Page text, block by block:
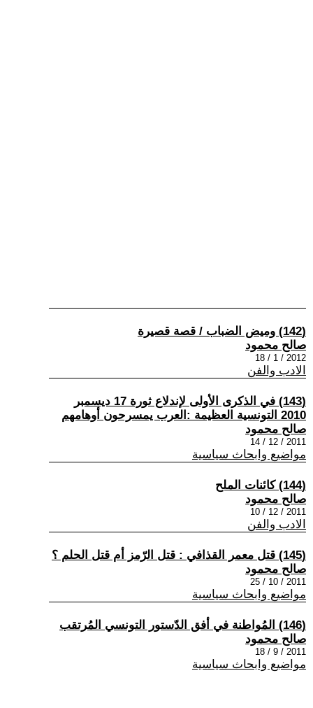
(142) وميض الضباب / قصة قصيرة
صالح محمود
2012 / 1 / 18
الادب والفن
(143) في الذكرى الأولى لإندلاع ثورة 17 ديسمبر
2010 التونسية العظيمة :العرب يمسرحون أوهامهم
صالح محمود
2011 / 12 / 14
مواضيع وابحاث سياسية
(144) كائنات الملح
صالح محمود
2011 / 12 / 10
الادب والفن
(145) قتل معمر القذافي : قتل الرّمز أم قتل الحلم ؟
صالح محمود
2011 / 10 / 25
مواضيع وابحاث سياسية
(146) المُواطنة في أفق الدّستور التونسي المُرتقب
صالح محمود
2011 / 9 / 18
مواضيع وابحاث سياسية